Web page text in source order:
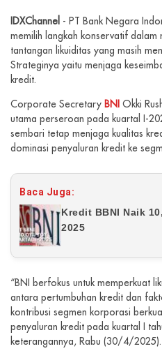
IDXChannel - PT Bank Negara
memilih langkah konservatif dalam
tantangan likuiditas yang masih
Strateginya yaitu menjaga
kredit.
Corporate Secretary BNI Okki
utama perseroan pada kuartal I-
sembari tetap menjaga kualitas
dominasi penyaluran kredit ke
Baca Juga:
Kredit BBNI Naik
2025
“BNI berfokus untuk memperkuat
antara pertumbuhan kredit dan
kontribusi segmen korporasi
penyaluran kredit pada kuartal I
keterangannya, Rabu (30/4/2025).